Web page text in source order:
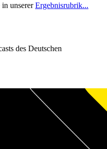
unsererErgebnisrubrik...
des Deutschen